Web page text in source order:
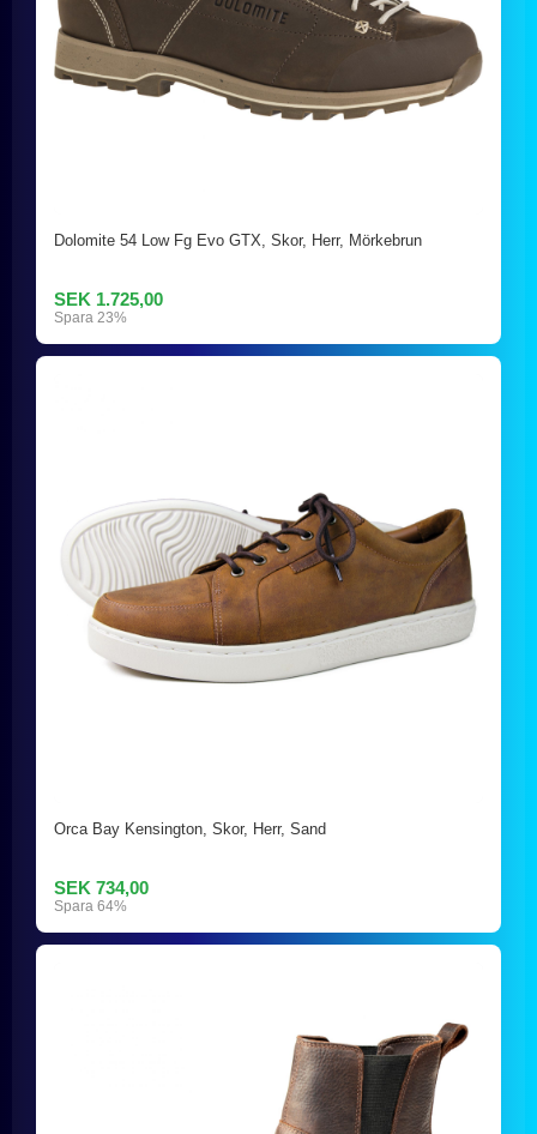
Dolomite 54 Low Fg Evo GTX, Skor, Herr, Mörkebrun
SEK 1.725,00
Spara 23%
Orca Bay Kensington, Skor, Herr, Sand
SEK 734,00
Spara 64%